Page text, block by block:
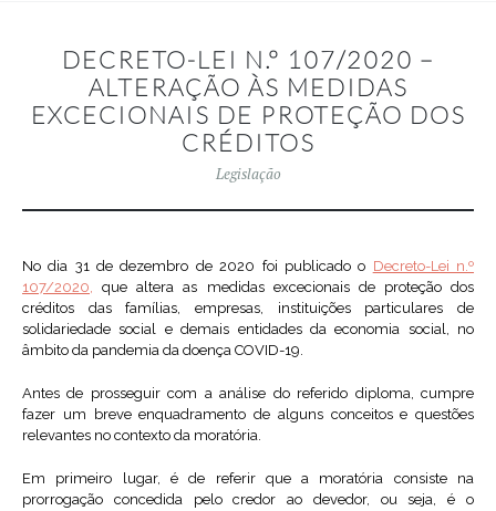
DECRETO-LEI N.º 107/2020 –
ALTERAÇÃO ÀS MEDIDAS
EXCECIONAIS DE PROTEÇÃO DOS
CRÉDITOS
Legislação
No dia 31 de dezembro de 2020 foi publicado o Decreto-Lei n.º
107/2020, que altera as medidas excecionais de proteção dos
créditos das famílias, empresas, instituições particulares de
solidariedade social e demais entidades da economia social, no
âmbito da pandemia da doença COVID-19.
Antes de prosseguir com a análise do referido diploma, cumpre
fazer um breve enquadramento de alguns conceitos e questões
relevantes no contexto da moratória.
Em primeiro lugar, é de referir que a moratória consiste na
prorrogação concedida pelo credor ao devedor, ou seja, é o